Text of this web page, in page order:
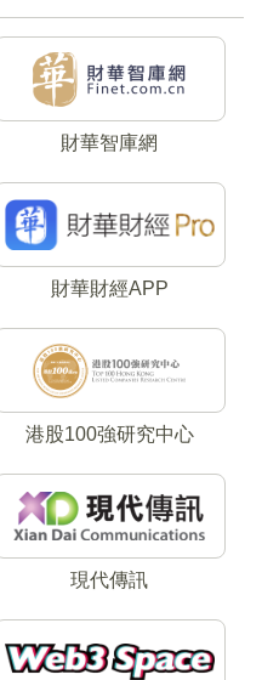
財華智庫網
財華財經APP
港股100強研究中心
現代傳訊